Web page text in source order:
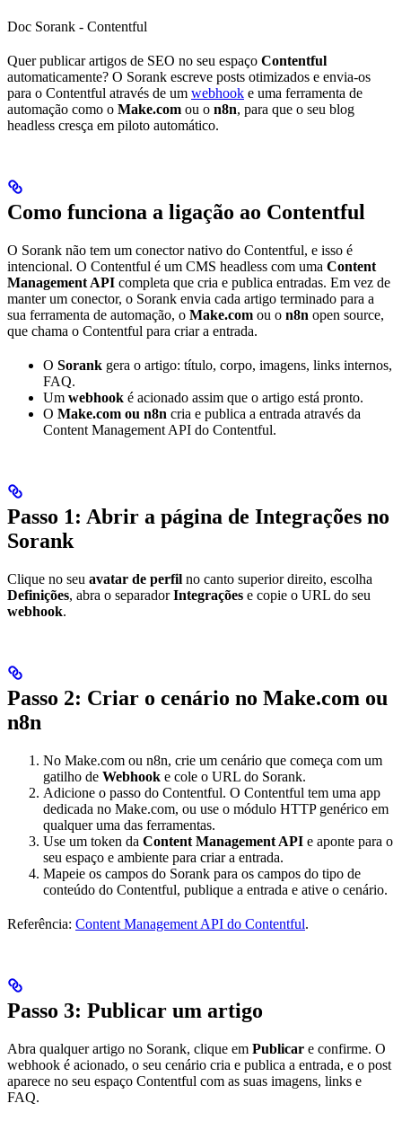
Doc Sorank - Contentful
Quer publicar artigos de SEO no seu espaço Contentful
automaticamente? O Sorank escreve posts otimizados e envia-os
para o Contentful através de um webhook e uma ferramenta de
automação como o Make.com ou o n8n, para que o seu blog
headless cresça em piloto automático.
Como funciona a ligação ao Contentful
O Sorank não tem um conector nativo do Contentful, e isso é
intencional. O Contentful é um CMS headless com uma Content
Management API completa que cria e publica entradas. Em vez de
manter um conector, o Sorank envia cada artigo terminado para a
sua ferramenta de automação, o Make.com ou o n8n open source,
que chama o Contentful para criar a entrada.
O Sorank gera o artigo: título, corpo, imagens, links internos,
FAQ.
Um webhook é acionado assim que o artigo está pronto.
O Make.com ou n8n cria e publica a entrada através da
Content Management API do Contentful.
Passo 1: Abrir a página de Integrações no
Sorank
Clique no seu avatar de perfil no canto superior direito, escolha
Definições, abra o separadorIntegrações e copie o URL do seu
webhook.
Passo 2: Criar o cenário no Make.com ou
n8n
No Make.com ou n8n, crie um cenário que começa com um
gatilho de Webhook e cole o URL do Sorank.
Adicione o passo do Contentful. O Contentful tem uma app
dedicada no Make.com, ou use o módulo HTTP genérico em
qualquer uma das ferramentas.
Use um token da Content Management API e aponte para o
seu espaço e ambiente para criar a entrada.
Mapeie os campos do Sorank para os campos do tipo de
conteúdo do Contentful, publique a entrada e ative o cenário.
Referência: Content Management API do Contentful.
Passo 3: Publicar um artigo
Abra qualquer artigo no Sorank, clique em Publicar e confirme. O
webhook é acionado, o seu cenário cria e publica a entrada, e o post
aparece no seu espaço Contentful com as suas imagens, links e
FAQ.